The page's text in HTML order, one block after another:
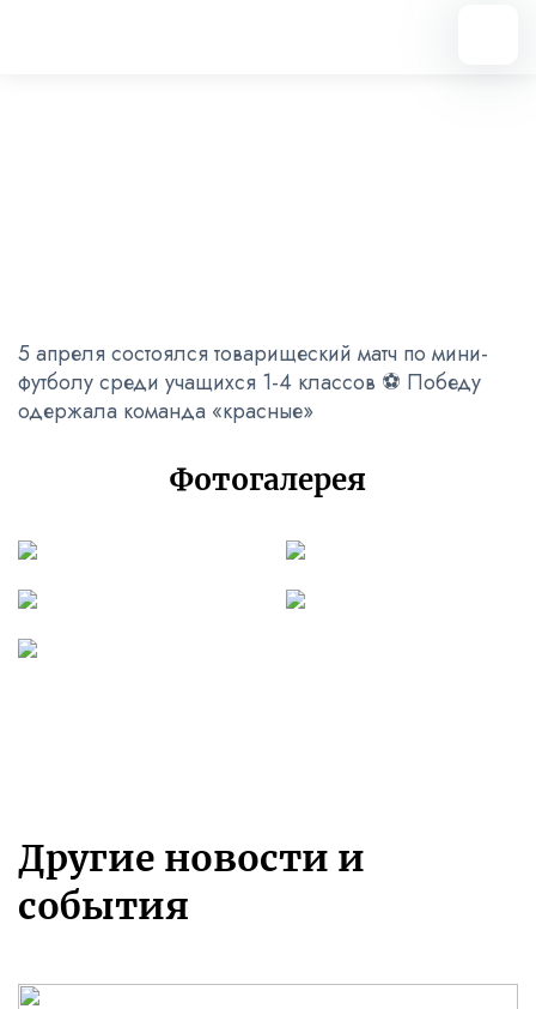
5 апреля состоялся товарищеский матч по мини-
футболу среди учащихся 1-4 классов ⚽️ Победу
одержала команда «красные»
Фотогалерея
Другие новости и
события